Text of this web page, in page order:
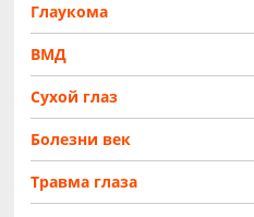
Глаукома
ВМД
Сухой глаз
Болезни век
Травма глаза